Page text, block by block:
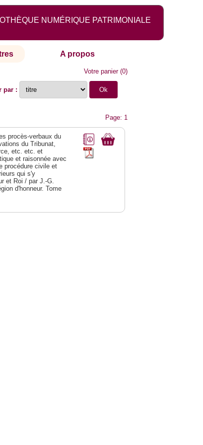
NUMÉRIQUE PATRIMONIALE
A propos
Votre panier(0)
par :
Page: 1
procès-verbaux du
du Tribunat,
etc. etc. et
et raisonnée avec
procédure civile et
qui s'y
et Roi / par J.-G.
d'honneur. Tome